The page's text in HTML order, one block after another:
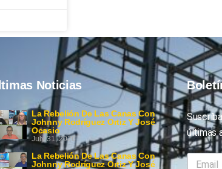
Noticias
La Rebelión De Las Canas Con
Johnny Rodríguez Ortiz Y José
Ocasio
July 31, 2026
La Rebelión De Las Canas Con
Johnny Rodríguez Ortiz Y José
últimas